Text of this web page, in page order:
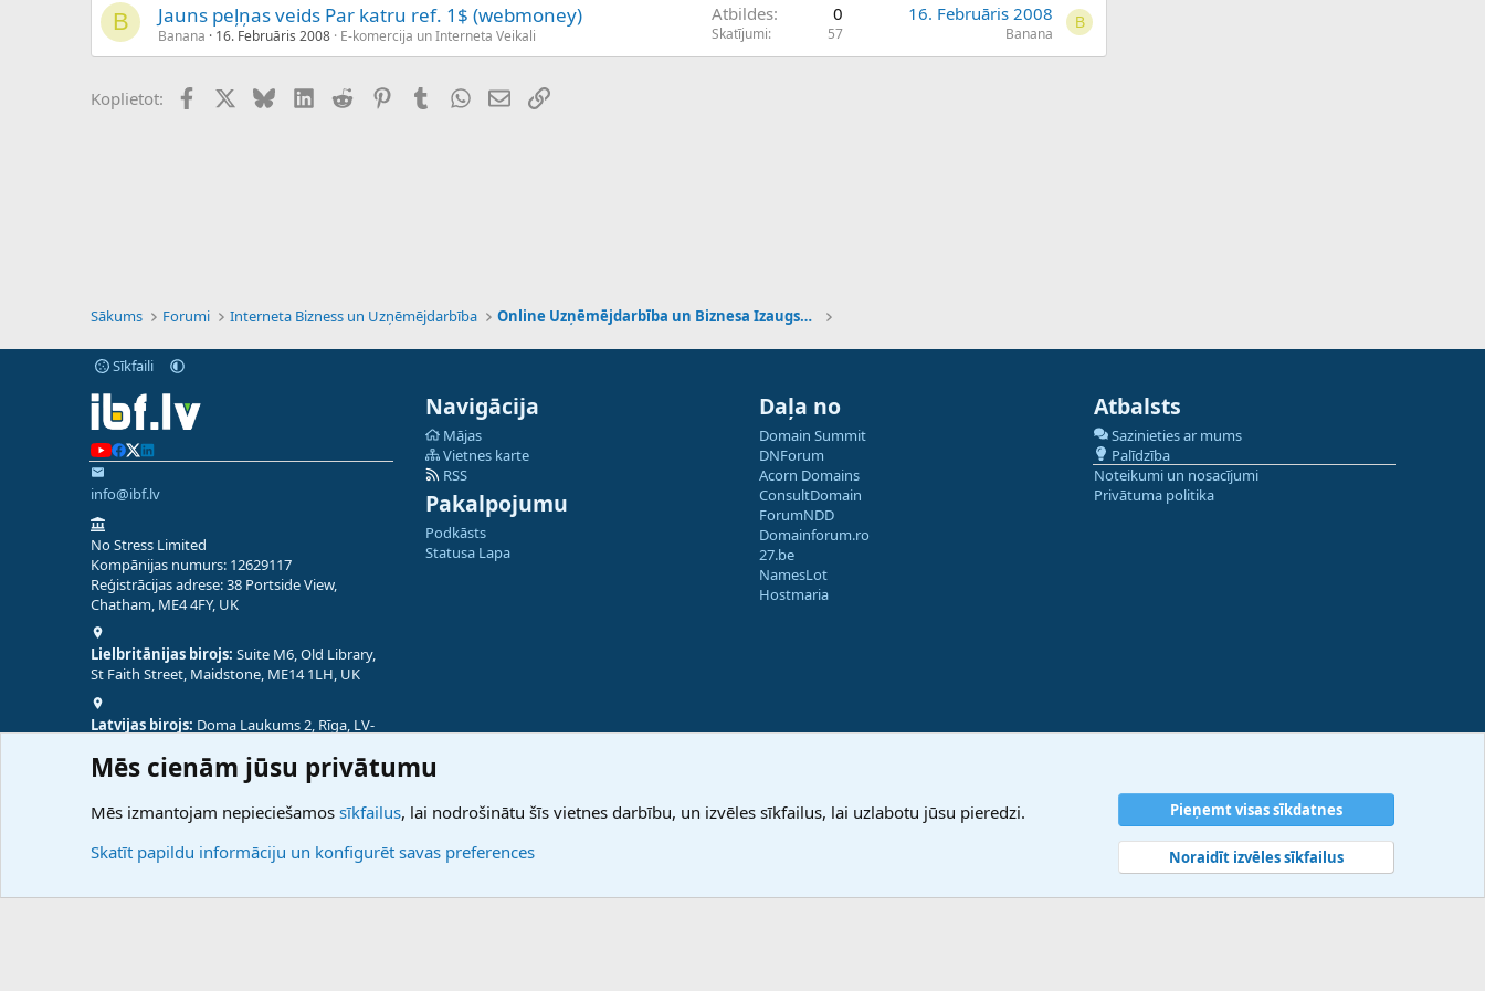
B Jauns peļņas veids Par katru ref. 1$ (webmoney)
Banana 16. Februāris 2008 E-komercija un Interneta Veikali
Atbildes 0
Skatījumi 57
16. Februāris 2008
Banana
B
Koplietot: FacebookX (Twitter)
BlueskyLinkedIn
Reddit PinterestTumblrWhatsApp
E-pastsSaiti
Sākums Forumi Interneta Bizness un Uzņēmējdarbība Online Uzņēmējdarbība un Biznesa Izaugsme
Sīkfaili
info@ibf.lv
No Stress Limited
Kompānijas numurs: 12629117
Reģistrācijas adrese: 38 Portside View,
Chatham, ME4 4FY, UK
Lielbritānijas birojs: Suite M6, Old Library,
St Faith Street, Maidstone, ME14 1LH, UK
Latvijas birojs: Doma Laukums 2, Rīga, LV-
Navigācija
Mājas
Vietnes karte
RSS
Pakalpojumu
Podkāsts
Statusa Lapa
Daļa no
Domain Summit
DNForum
Acorn Domains
ConsultDomain
ForumNDD
Domainforum.ro
27.be
NamesLot
Hostmaria
Atbalsts
Sazinieties ar mums
Palīdzība
Noteikumi un nosacījumi
Privātuma politika
Mēs cienām jūsu privātumu
Mēs izmantojam nepieciešamos sīkfailus, lai nodrošinātu šīs vietnes darbību, un izvēles sīkfailus, lai uzlabotu jūsu pieredzi.
Skatīt papildu informāciju un konfigurēt savas preferences
Pieņemt visas sīkdatnes
Noraidīt izvēles sīkfailus